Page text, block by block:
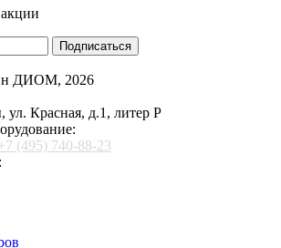
Подписаться
ДИОМ, 2026
ул. Красная, д.1, литер Р
(495) 740-88-23